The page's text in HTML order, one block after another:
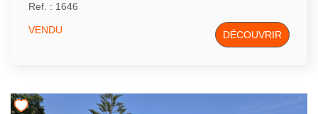
de bains.
Ref. : 1646
VENDU DÉCOUVRIR